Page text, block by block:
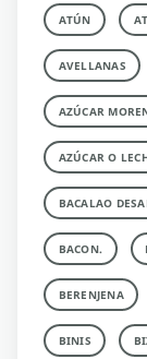
ATÚN
AVELLANAS
AZÚCAR
AZÚCAR O
BACALAO
BACON.
BERENJENA
BINIS